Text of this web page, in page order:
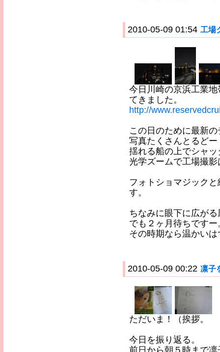
2010-05-09 01:54 工場
今日川崎の京浜工業
てきました。
http://
この日のために最新
写真たくさんとるど
揺れる船の上でシャ
光学ズームで工場撮
フォトショマジック
す。
ちなみに眼下に広が
でも２ヶ月待ちです
その時期なら温かいは
2010-05-09 00:22 凛子
ただいま！（挨拶。
今日を振り返る。
前日から朝５時まで